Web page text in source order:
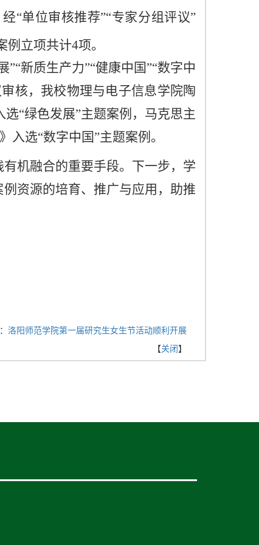
经“单位审核推荐”“专家分组评议”
例 立项共计4项。
”“新质生产力”“健康中国”“数字中
核， 我校物理与电子信息学院陶
选“绿色发展”主题案例 ，马克思主
入选“数字中国”主题案例。
有机融合的重要手段。 下一步， 学
资源的培育、 推广与应用，助推
洛阳师范学院第一届研究生女生节活动顺利开展
【关闭】